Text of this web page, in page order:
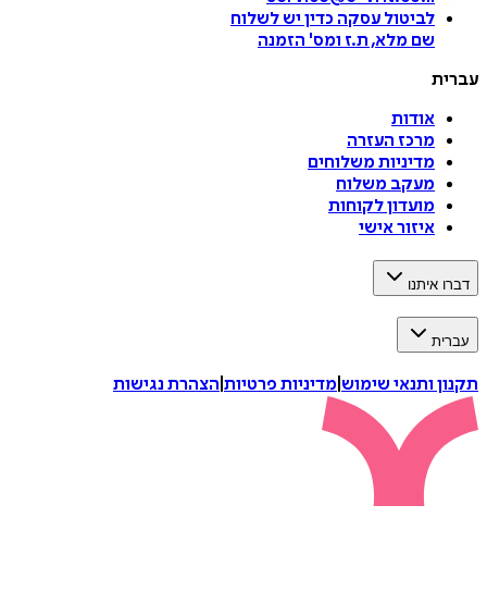
לביטול עסקה כדין יש לשלוח
שם מלא, ת.ז ומס' הזמנה
עברית
אודות
מרכז העזרה
מדיניות משלוחים
מעקב משלוח
מועדון לקוחות
איזור אישי
דברו איתנו
עברית
תקנון ותנאי שימוש מדיניות פרטיות הצהרת נגישות